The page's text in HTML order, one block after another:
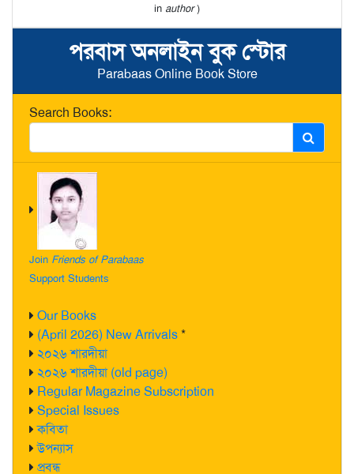
পরবাস অনলাইন বুক স্টোর
Parabaas Online Book Store
Search Books:
Join Friends of Parabaas
Support Students
Our Books
(April 2026) New Arrivals*
২০২৬ শারদীয়া
২০২৬ শারদীয়া (old page)
Regular Magazine Subscription
Special Issues
কবিতা
উপন্যাস
প্রবন্ধ
in author)